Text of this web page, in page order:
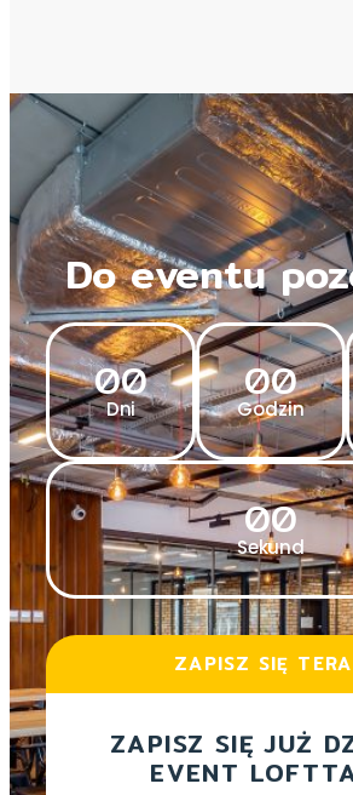
Do eventu
00
Dni 00
Godzin
00
Sekund
ZAPISZ SIĘ
ZAPISZ SIĘ JUŻ
EVENT